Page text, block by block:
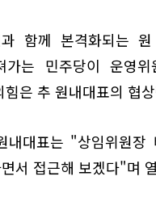
함께 본격화되는
가는 민주당이 운영
힘은 추 원내대표의 협
내대표는 "상임위원
서 접근해 보겠다"며